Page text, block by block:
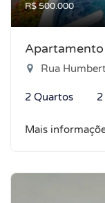
R$ 500.000
Rua Humberto de
2 Quartos
Mais